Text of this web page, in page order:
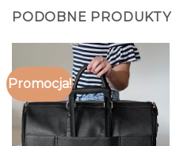
PODOBNE PRODUKTY
Promocja!